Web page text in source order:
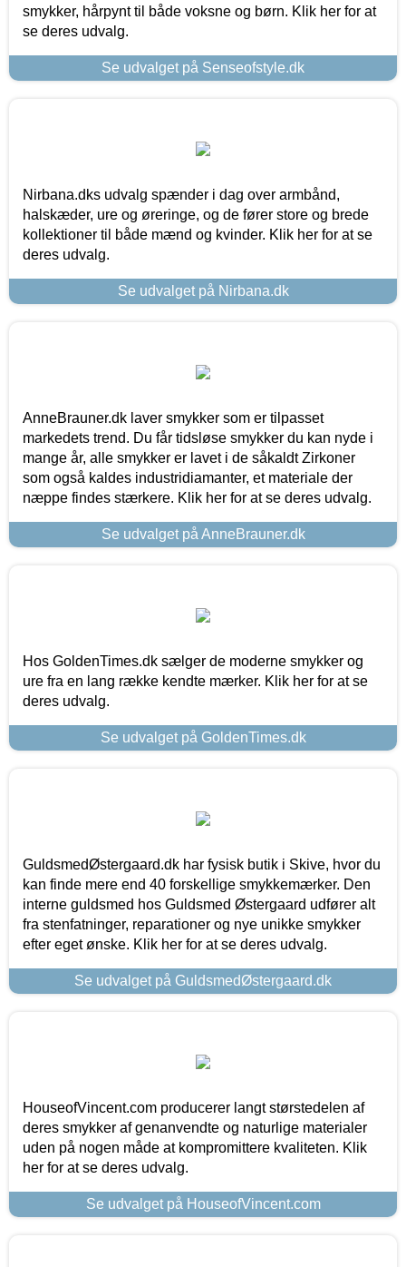
smykker, hårpynt til både voksne og børn. Klik her for at
se deres udvalg.
Se udvalget på Senseofstyle.dk
Nirbana.dks udvalg spænder i dag over armbånd,
halskæder, ure og øreringe, og de fører store og brede
kollektioner til både mænd og kvinder. Klik her for at se
deres udvalg.
Se udvalget på Nirbana.dk
AnneBrauner.dk laver smykker som er tilpasset
markedets trend. Du får tidsløse smykker du kan nyde i
mange år, alle smykker er lavet i de såkaldt Zirkoner
som også kaldes industridiamanter, et materiale der
næppe findes stærkere. Klik her for at se deres udvalg.
Se udvalget på AnneBrauner.dk
Hos GoldenTimes.dk sælger de moderne smykker og
ure fra en lang række kendte mærker. Klik her for at se
deres udvalg.
Se udvalget på GoldenTimes.dk
GuldsmedØstergaard.dk har fysisk butik i Skive, hvor du
kan finde mere end 40 forskellige smykkemærker. Den
interne guldsmed hos Guldsmed Østergaard udfører alt
fra stenfatninger, reparationer og nye unikke smykker
efter eget ønske. Klik her for at se deres udvalg.
Se udvalget på GuldsmedØstergaard.dk
HouseofVincent.com producerer langt størstedelen af
deres smykker af genanvendte og naturlige materialer
uden på nogen måde at kompromittere kvaliteten. Klik
her for at se deres udvalg.
Se udvalget på HouseofVincent.com